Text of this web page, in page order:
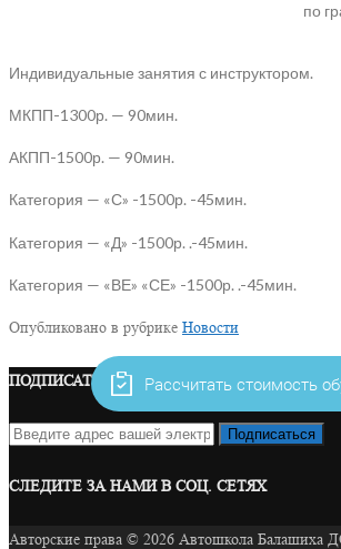
по
Индивидуальные занятия с инструктором.
МКПП-1300р. — 90мин.
АКПП-1500р. — 90мин.
Категория — «С» -1500р. -45мин.
Категория — «Д» -1500р. .-45мин.
Категория — «ВЕ» «СЕ» -1500р. .-45мин.
Опубликовано в рубрике Новости
ПОДПИСАТЬСЯ НА НАШИ АКЦИИ
СЛЕДИТЕ ЗА НАМИ В СОЦ. СЕТЯХ
Авторские права © 2026 Автошкола Балашиха
Рассчитать стоимость